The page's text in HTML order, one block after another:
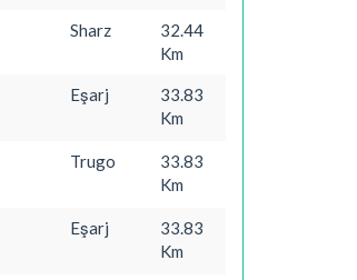
Sharz
32.44
Km
Eşarj
33.83
Km
Trugo
33.83
Km
Eşarj
33.83
Km